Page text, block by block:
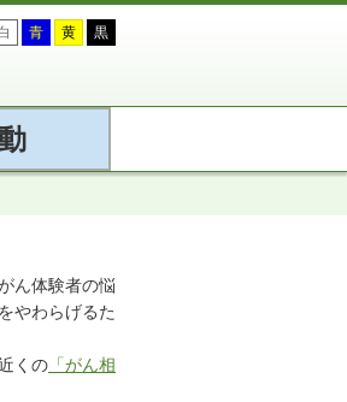
青 黄 黒
ん体験者の悩
やわらげるた
くの 「がん相